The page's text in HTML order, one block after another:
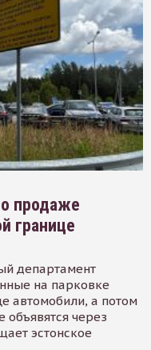
продаже
границе
департамент
на парковке
автомобили, а потом
через
эстонское